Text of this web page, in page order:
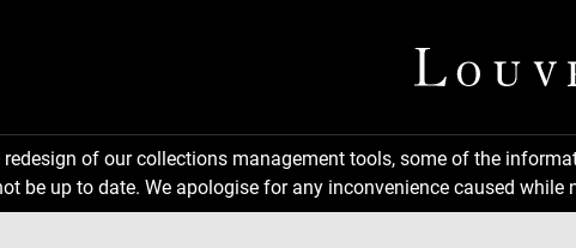
redesign of our collections management tools, some of the
be up to date. We apologise for any inconvenience caused while